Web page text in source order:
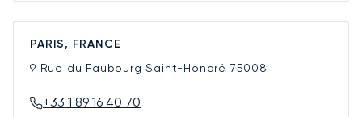
PARIS, FRANCE
9 Rue du Faubourg Saint-Honoré 75008
+33 1 89 16 40 70